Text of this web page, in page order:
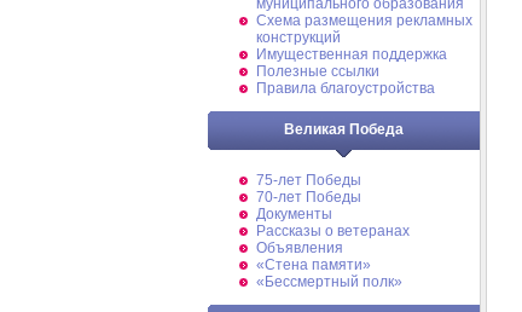
муниципального образования
Схема размещения рекламных
конструкций
Имущественная поддержка
Полезные ссылки
Правила благоустройства
Великая Победа
75-лет Победы
70-лет Победы
Документы
Рассказы о ветеранах
Объявления
«Стена памяти»
«Бессмертный полк»